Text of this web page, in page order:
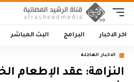
اخر الاخبار البرامج البث المباشر
الاخبار العاجلة
النزاهة: عقد الإطعام